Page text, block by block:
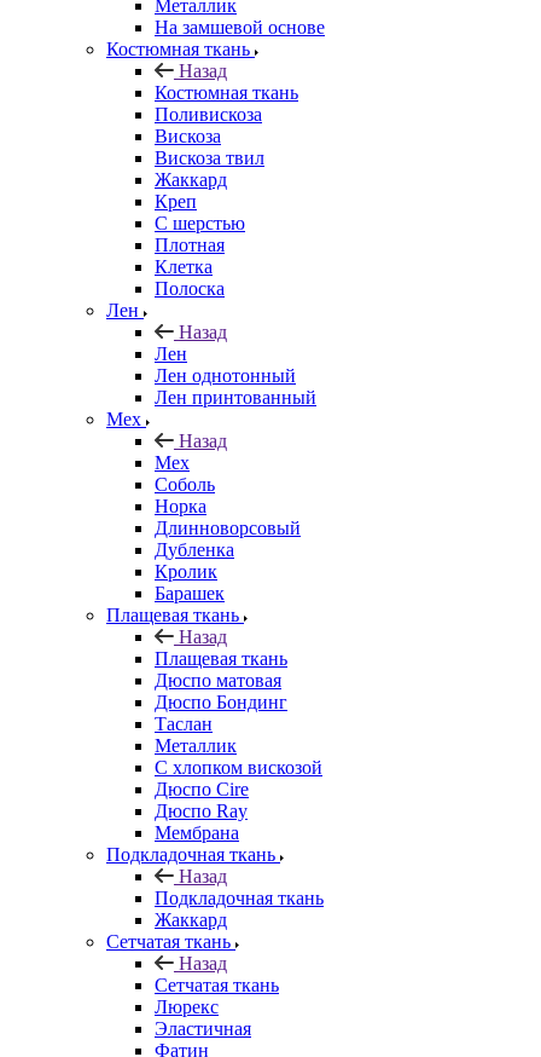
Металлик
На замшевой основе
Костюмная ткань
Назад
Костюмная ткань
Поливискоза
Вискоза
Вискоза твил
Жаккард
Креп
С шерстью
Плотная
Клетка
Полоска
Лен
Назад
Лен
Лен однотонный
Лен принтованный
Мех
Назад
Мех
Соболь
Норка
Длинноворсовый
Дубленка
Кролик
Барашек
Плащевая ткань
Назад
Плащевая ткань
Дюспо матовая
Дюспо Бондинг
Таслан
Металлик
С хлопком вискозой
Дюспо Cire
Дюспо Ray
Мембрана
Подкладочная ткань
Назад
Подкладочная ткань
Жаккард
Сетчатая ткань
Назад
Сетчатая ткань
Люрекс
Эластичная
Фатин